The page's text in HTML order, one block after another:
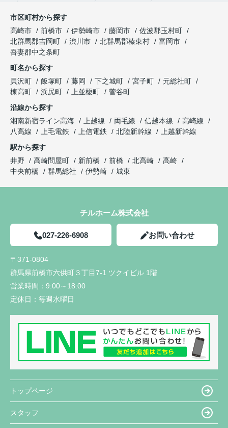
市区町村から探す
高崎市
前橋市 伊勢崎市 藤岡市
佐波郡玉村町
北群馬郡吉岡町
渋川市 北群馬郡榛東村
富岡市
吾妻郡中之条町
町名から探す
貝沢町
飯塚町 藤岡 下之城町 宮子町
元総社町
棟高町
浜尻町 上並榎町
菅谷町
沿線から探す
湘南新宿ライン高海
上越線 両毛線 信越本線
高崎線
八高線
上毛電鉄 上信電鉄 北陸新幹線
上越新幹線
駅から探す
井野
高崎問屋町 新前橋 前橋 北高崎
高崎
中央前橋
群馬総社 伊勢崎 城東
チルホーム株式会社
027-226-6908 お問い合わせ
〒371-0804
群馬県前橋市六供町３丁目7-1 ツクイビル 1階
営業時間： 9:00～18:00
定休日： 毎週水曜日
トップページ
スタッフ